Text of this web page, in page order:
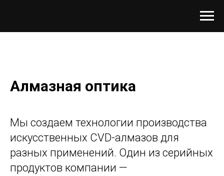
Алмазная оптика
Мы создаем технологии производства
искусственных CVD-алмазов для
разных применений. Один из серийных
продуктов компании —